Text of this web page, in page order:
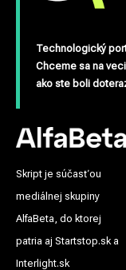
Technologický
Chceme sa na
ako ste boli
Skript je súčasťou
mediálnej skupiny
AlfaBeta, do ktorej
patria aj Startstop.sk a
Interlight.sk